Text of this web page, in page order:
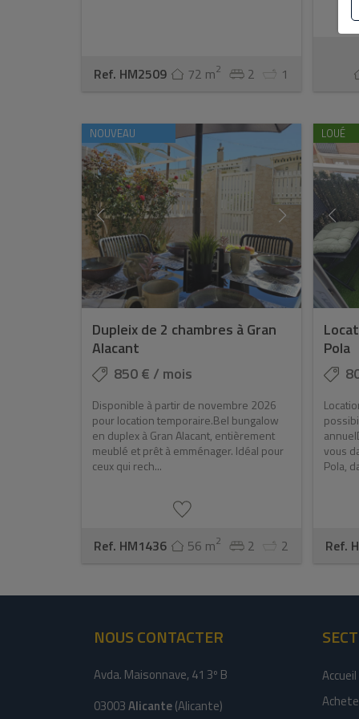
Ref. HM2509 72 m2 2 1
NOUVEAU
Dupleix de 2 chambres à Gran
Alacant
850 € / mois
Disponible à partir de novembre 2026
pour location temporaire.Bel bungalow
en duplex à Gran Alacant, entièrement
meublé et prêt à emménager. Idéal pour
ceux qui rech...
Ref. HM1436 56 m2 2 2
LOUÉ
Pola
vous
Pola,
Ref.
NOUS CONTACTER
Avda. Maisonnave, 41 3º B
03003Alicante(Alicante)
Accueil